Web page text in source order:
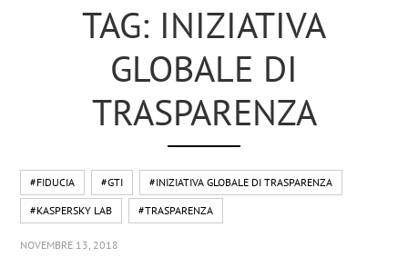
TAG: INIZIATIVA
GLOBALE DI
TRASPARENZA
#FIDUCIA #GTI #INIZIATIVA GLOBALE DI TRASPARENZA
#KASPERSKY LAB #TRASPARENZA
NOVEMBRE 13, 2018